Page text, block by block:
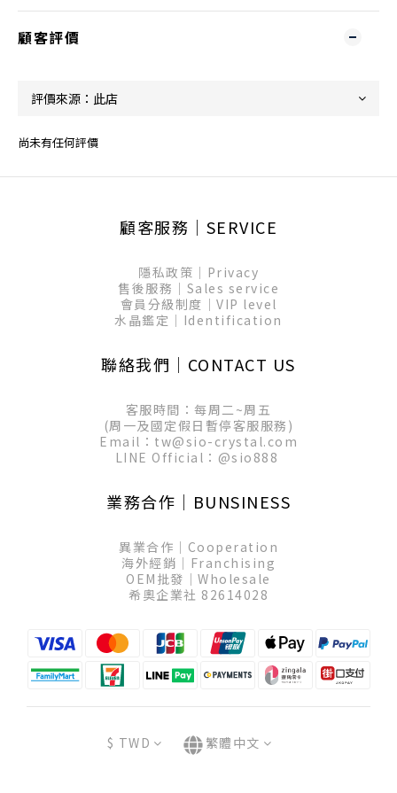
顧客評價
尚未有任何評價
顧客服務│SERVICE
隱私政策│Privacy
售後服務│Sales service
會員分級制度│VIP level
水晶鑑定│Identification
聯絡我們│CONTACT US
客服時間：每周二~周五
(周一及國定假日暫停客服服務)
Email：tw@sio-crystal.com
LINE Official： @sio888
業務合作│BUNSINESS
異業合作│Cooperation
海外經銷│Franchising
OEM批發│Wholesale
希奧企業社 82614028
$ TWD 繁體中文